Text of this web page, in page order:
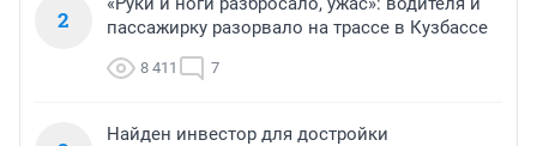
2
пассажирку разорвало на трассе в Кузбассе
8 411 7
Найден инвестор для достройки